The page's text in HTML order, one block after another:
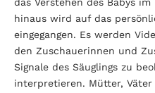
das Verstehen des Babys
hinaus wird auf das
eingegangen. Es werden
den Zuschauerinnen und
Signale des Säuglings zu
interpretieren. Mütter, Väter